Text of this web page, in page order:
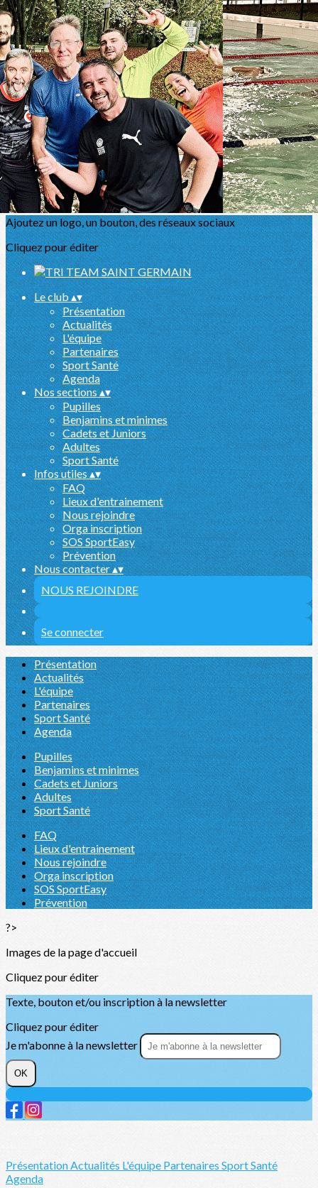
Exporter les lignes sélectionnées
Exporter toutes les colonnes
Exporter uniquement les colonnes affichées
Menu
<
>
Présentation
Actualités
L'équipe
Partenaires
Sport Santé
Agenda
Ajoutez un logo, un bouton, des réseaux sociaux
Cliquez pour éditer
Le club▴▾
Présentation
Actualités
L'équipe
Partenaires
Sport Santé
Agenda
Nos sections▴▾
Pupilles
Benjamins et minimes
Cadets et Juniors
Adultes
Sport Santé
Infos utiles▴▾
FAQ
Lieux d'entrainement
Nous rejoindre
Orga inscription
SOS SportEasy
Prévention
Nous contacter▴▾
NOUS REJOINDRE
Se connecter
Présentation
Actualités
L'équipe
Partenaires
Sport Santé
Agenda
Pupilles
Benjamins et minimes
Cadets et Juniors
Adultes
Sport Santé
FAQ
Lieux d'entrainement
Nous rejoindre
Orga inscription
SOS SportEasy
Prévention
?>
Images de la page d'accueil
Cliquez pour éditer
Texte, bouton et/ou inscription à la newsletter
Cliquez pour éditer
Je m'abonne à la newsletter
OK
PrésentationActualités L'équipe Partenaires Sport Santé
Agenda